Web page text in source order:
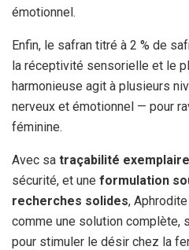
émotionnel.
Enfin, le safran titré à 2 % de
la réceptivité sensorielle et le
harmonieuse agit à plusieurs
nerveux et émotionnel — pour
féminine.
Avec sa traçabilité exemplaire
sécurité, et une formulation
recherches solides,
comme une solution complète,
pour stimuler le désir chez la